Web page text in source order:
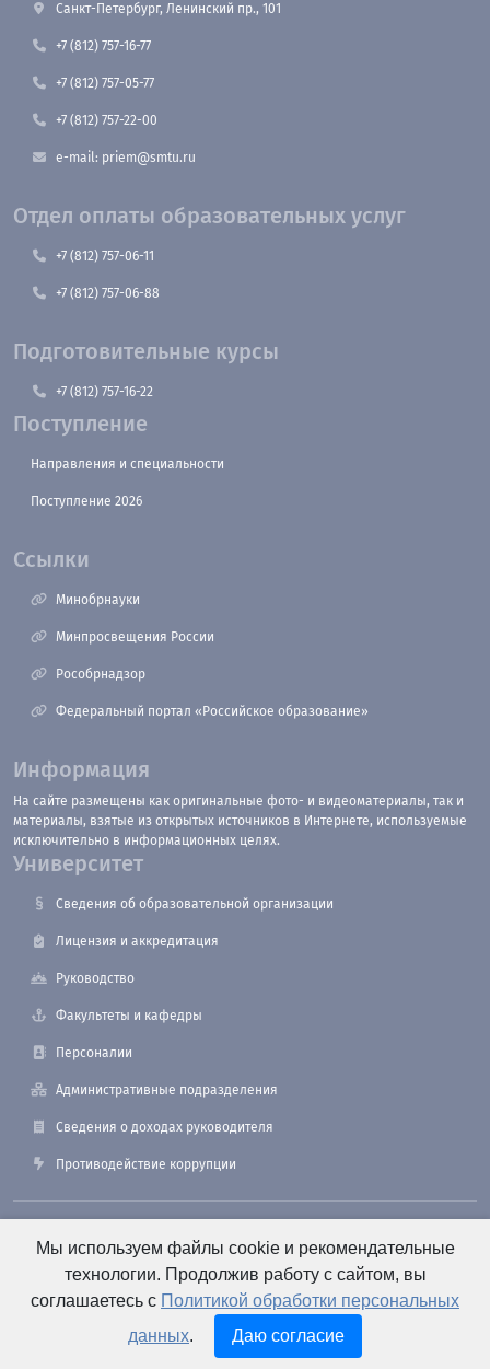
Санкт-Петербург, Ленинский пр., 101
+7 (812) 757-16-77
+7 (812) 757-05-77
+7 (812) 757-22-00
e-mail: priem@smtu.ru
Отдел оплаты образовательных услуг
+7 (812) 757-06-11
+7 (812) 757-06-88
Подготовительные курсы
+7 (812) 757-16-22
Поступление
Направления и специальности
Поступление 2026
Ссылки
Минобрнауки
Минпросвещения России
Рособрнадзор
Федеральный портал «Российское образование»
Информация
На сайте размещены как оригинальные фото- и видеоматериалы, так и
материалы, взятые из открытых источников в Интернете, используемые
исключительно в информационных целях.
Университет
Сведения об образовательной организации
Лицензия и аккредитация
Руководство
Факультеты и кафедры
Персоналии
Административные подразделения
Сведения о доходах руководителя
Противодействие коррупции
190121, Санкт-Петербург, ул. Лоцманская, 3
+7 (812) 495-26-48 Оперативный дежурный
e-mail: office@smtu.ru
Мы используем файлы cookie и рекомендательные
технологии. Продолжив работу с сайтом, вы
соглашаетесь с Политикой обработки персональных
данных. Даю согласие